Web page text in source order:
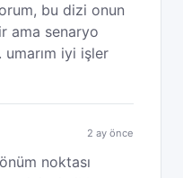
bu dizi onun
ama senaryo
umarım iyi işler
2 ay önce
noktası